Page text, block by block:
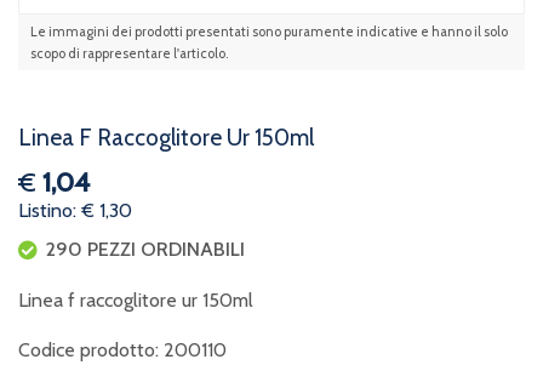
Le immagini dei prodotti presentati sono puramente indicative e hanno il solo
scopo di rappresentare l'articolo.
Linea F Raccoglitore Ur 150ml
€ 1,04
Listino: € 1,30
290 PEZZI ORDINABILI
Linea f raccoglitore ur 150ml
Codice prodotto: 200110